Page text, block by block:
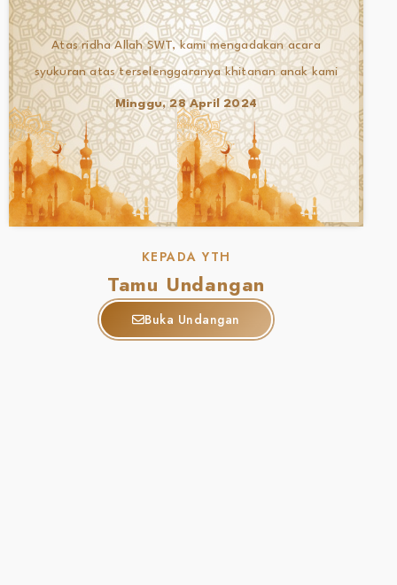
Atas ridha Allah SWT, kami mengadakan acara
syukuran atas terselenggaranya khitanan anak kami
Minggu, 28 April 2024
KEPADA YTH
Tamu Undangan
Buka Undangan